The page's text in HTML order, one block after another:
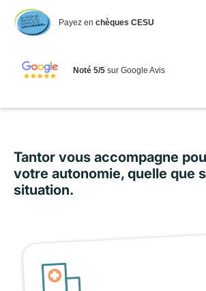
Payez en chèques CESU
Noté 5/5sur Google Avis
Tantor vous accompagne
votre autonomie, quelle que
situation.